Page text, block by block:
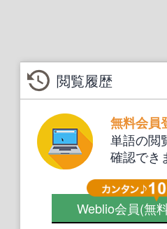
閲覧履歴
無料会員
単語の閲
確認でき
Weblio会員(無